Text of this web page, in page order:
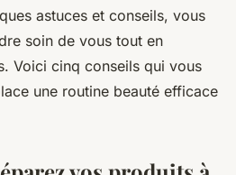
astuces et conseils, vous
soin de vous tout en
Voici cinq conseils qui vous
une routine beauté efficace